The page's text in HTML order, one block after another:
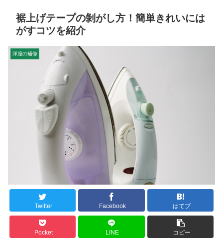
裾上げテープの剝がし方！簡単きれいには
がすコツを紹介
洋服の補修
Twitter Facebook はてブ
Pocket LINE コピー